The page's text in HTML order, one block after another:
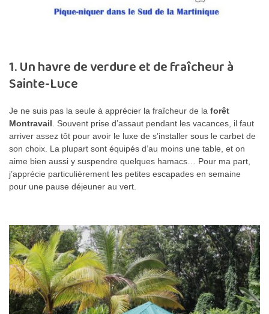
1. Un havre de verdure et de fraîcheur à
Sainte-Luce
Je ne suis pas la seule à apprécier la fraîcheur de la forêt
Montravail . Souvent prise d’assaut pendant les vacances, il faut
arriver assez tôt pour avoir le luxe de s’installer sous le carbet de
son choix. La plupart sont équipés d’au moins une table, et on
aime bien aussi y suspendre quelques hamacs… Pour ma part,
j’apprécie particulièrement les petites escapades en semaine
pour une pause déjeuner au vert.